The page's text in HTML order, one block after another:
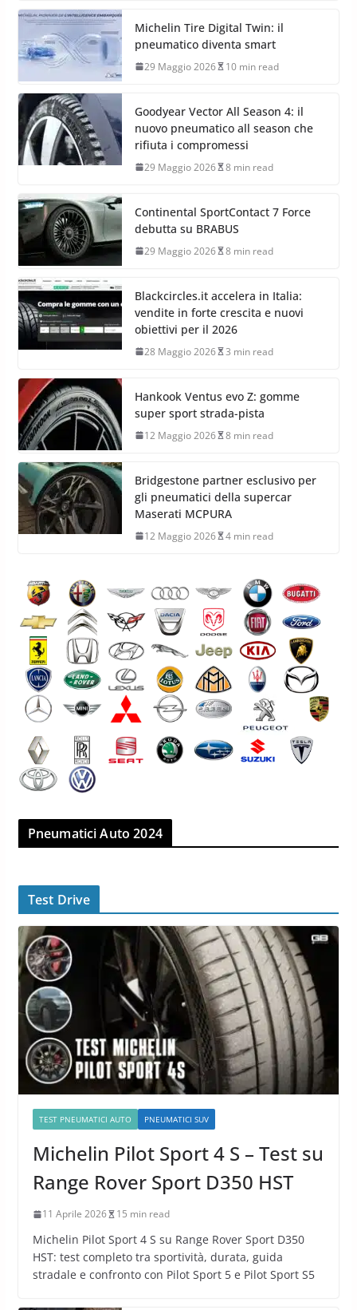
Michelin Tire Digital Twin: il
pneumatico diventa smart
29 Maggio 2026 10 min read
Goodyear Vector All Season 4: il
nuovo pneumatico all season che
rifiuta i compromessi
29 Maggio 2026 8 min read
Continental SportContact 7 Force
debutta su BRABUS
29 Maggio 2026 8 min read
Blackcircles.it accelera in Italia:
vendite in forte crescita e nuovi
obiettivi per il 2026
28 Maggio 2026 3 min read
Hankook Ventus evo Z: gomme
super sport strada-pista
12 Maggio 2026 8 min read
Bridgestone partner esclusivo per
gli pneumatici della supercar
Maserati MCPURA
12 Maggio 2026 4 min read
Pneumatici Auto 2024
Test Drive
TEST PNEUMATICI AUTO PNEUMATICI SUV
Michelin Pilot Sport 4 S – Test su
Range Rover Sport D350 HST
11 Aprile 2026 15 min read
Michelin Pilot Sport 4 S su Range Rover Sport D350
HST: test completo tra sportività, durata, guida
stradale e confronto con Pilot Sport 5 e Pilot Sport S5